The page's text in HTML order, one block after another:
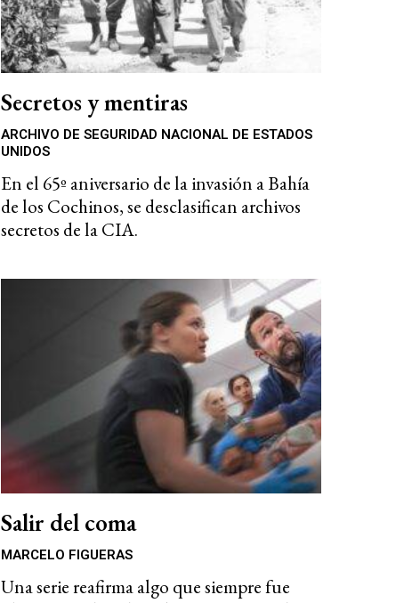
Secretos y mentiras
ARCHIVO DE SEGURIDAD NACIONAL DE ESTADOS
UNIDOS
En el 65º aniversario de la invasión a Bahía
de los Cochinos, se desclasifican archivos
secretos de la CIA.
Salir del coma
MARCELO FIGUERAS
Una serie reafirma algo que siempre fue